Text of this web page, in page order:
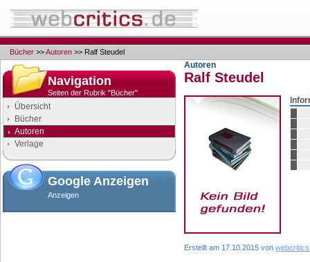
Bücher >>Autoren >> Ralf Steudel
Navigation
Seiten der Rubrik "Bücher"
Übersicht
Bücher
Autoren
Verlage
Google Anzeigen
Anzeigen
Autoren
Ralf Steudel
Erstellt am 17.10.2015 von